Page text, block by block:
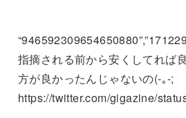
指摘される前から安くしてれば
方が良かったんじゃないの(-｡-;
https://twitter.com/gigazine/